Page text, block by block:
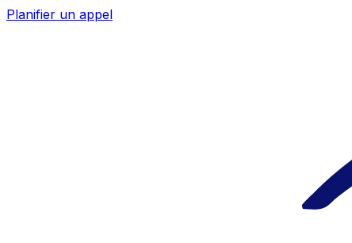
Planifier un appel